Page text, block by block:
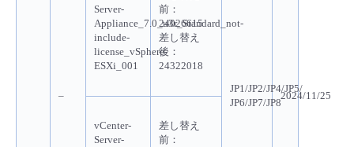
–
Server-
Appliance_7.0_u3r_Standard_not-
include-
license_vSphere-
ESXi_001
前 ：
24026615
差し替え
後 ：
24322018
JP1/JP2/JP4/JP5/
JP6/JP7/JP8
2024/11/25
vCenter-
Server-
差し替え
前 ：